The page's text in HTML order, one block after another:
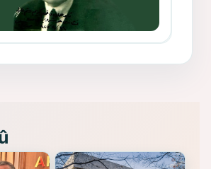
Kuruluş Çalışmaları- 8